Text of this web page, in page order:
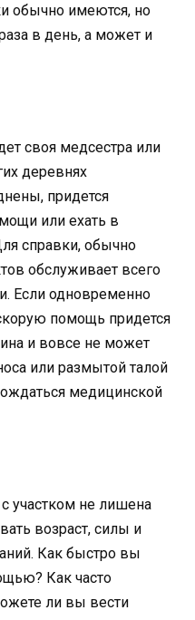
обычно имеются, но
в день, а может и
своя медсестра или
деревнях
придется
или ехать в
справки, обычно
обслуживает всего
Если одновременно
помощь придется
и вовсе не может
или размытой талой
медицинской
участком не лишена
возраст, силы и
Как быстро вы
Как часто
ли вы вести